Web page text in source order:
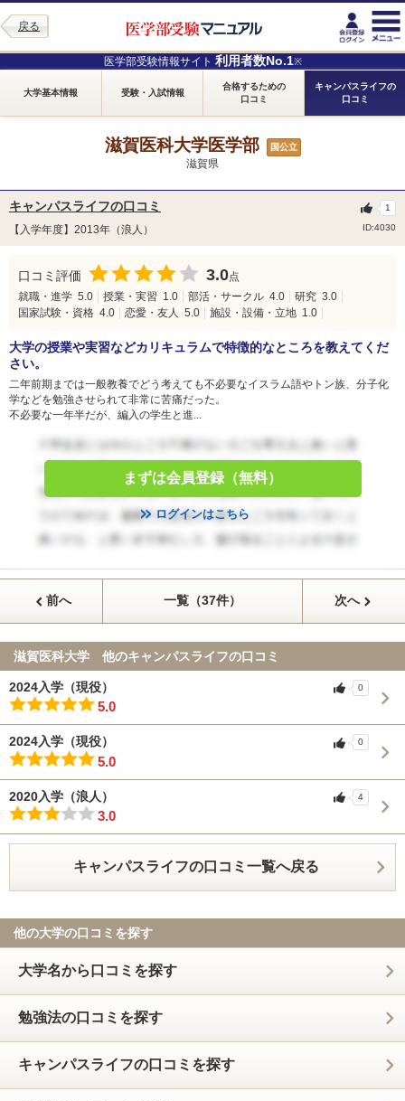
戻る
医学部受験情報サイト 利用者数No.1※
大学基本情報 受験・入試情報
合格するための
口コミ
キャンパスライフの
口コミ
滋賀医科大学医学部 国公立
滋賀県
キャンパスライフの口コミ
【入学年度】2013年（浪人） ID:4030
1
口コミ評価 3.0点
就職・進学 5.0 授業・実習 1.0 部活・サークル 4.0 研究 3.0
国家試験・資格 4.0 恋愛・友人 5.0 施設・設備・立地 1.0
大学の授業や実習などカリキュラムで特徴的なところを教えてくだ
さい。
二年前期までは一般教養でどう考えても不必要なイスラム語やトン族、分子化
学などを勉強させられて非常に苦痛だった。
不必要な一年半だが、編入の学生と進...
まずは会員登録（無料）
ログインはこちら
前へ 一覧（37件） 次へ
滋賀医科大学 他のキャンパスライフの口コミ
2024入学（現役）
5.0
0
2024入学（現役）
5.0
0
2020入学（浪人）
3.0
4
キャンパスライフの口コミ一覧へ戻る
他の大学の口コミを探す
大学名から口コミを探す
勉強法の口コミを探す
キャンパスライフの口コミを探す